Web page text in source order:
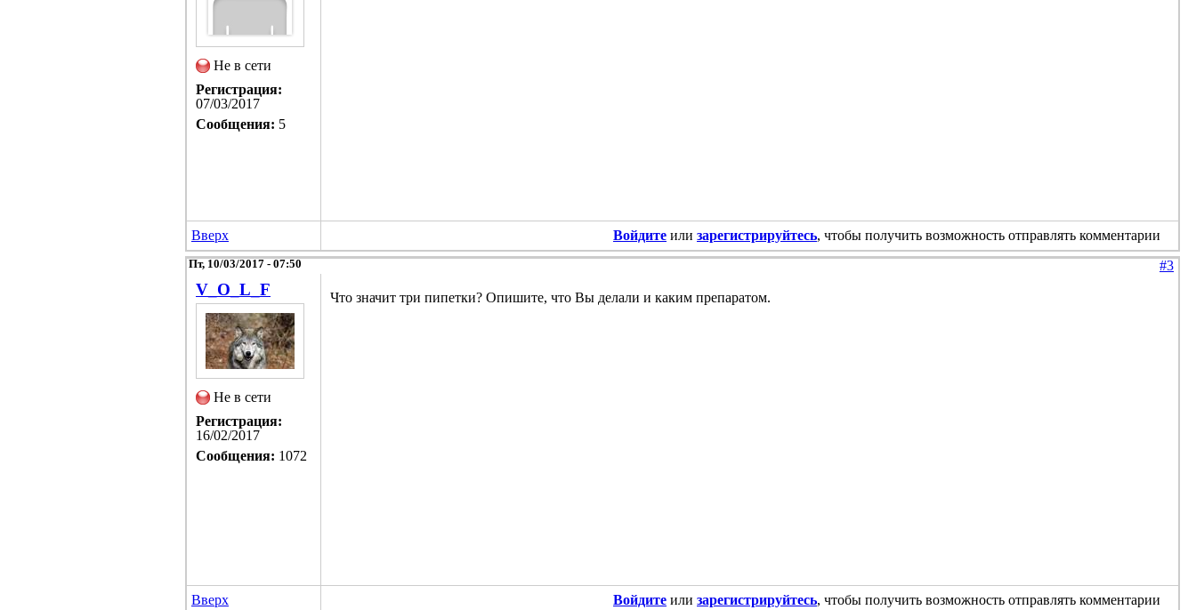
Не в сети
Регистрация:
07/03/2017
Сообщения: 5
Вверх Войдите или зарегистрируйтесь, чтобы получить возможность отправлять комментарии
Пт, 10/03/2017 - 07:50 #3
V_O_L_F
Не в сети
Регистрация:
16/02/2017
Сообщения: 1072
Что значит три пипетки? Опишите, что Вы делали и каким препаратом.
Вверх Войдите или зарегистрируйтесь, чтобы получить возможность отправлять комментарии